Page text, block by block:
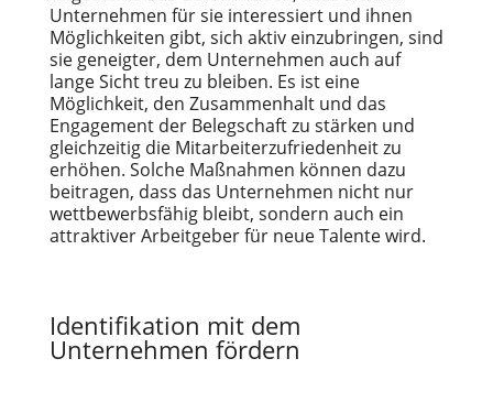
Unternehmen für sie interessiert und ihnen
Möglichkeiten gibt, sich aktiv einzubringen, sind
sie geneigter, dem Unternehmen auch auf
lange Sicht treu zu bleiben. Es ist eine
Möglichkeit, den Zusammenhalt und das
Engagement der Belegschaft zu stärken und
gleichzeitig die Mitarbeiterzufriedenheit zu
erhöhen. Solche Maßnahmen können dazu
beitragen, dass das Unternehmen nicht nur
wettbewerbsfähig bleibt, sondern auch ein
attraktiver Arbeitgeber für neue Talente wird.
Identifikation mit dem
Unternehmen fördern